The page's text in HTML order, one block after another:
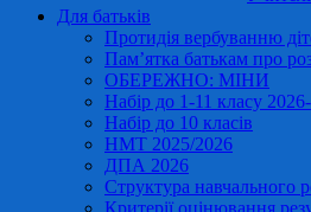
Для батьків
Протидія вербуванню
Пам’ятка батькам про
ОБЕРЕЖНО: МІНИ
Набір до 1-11 класу
Набір до 10 класів
НМТ 2025/2026
ДПА 2026
Структура навчального
Критерії оцінювання